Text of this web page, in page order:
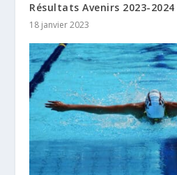
Résultats Avenirs 2023-2024
18 janvier 2023